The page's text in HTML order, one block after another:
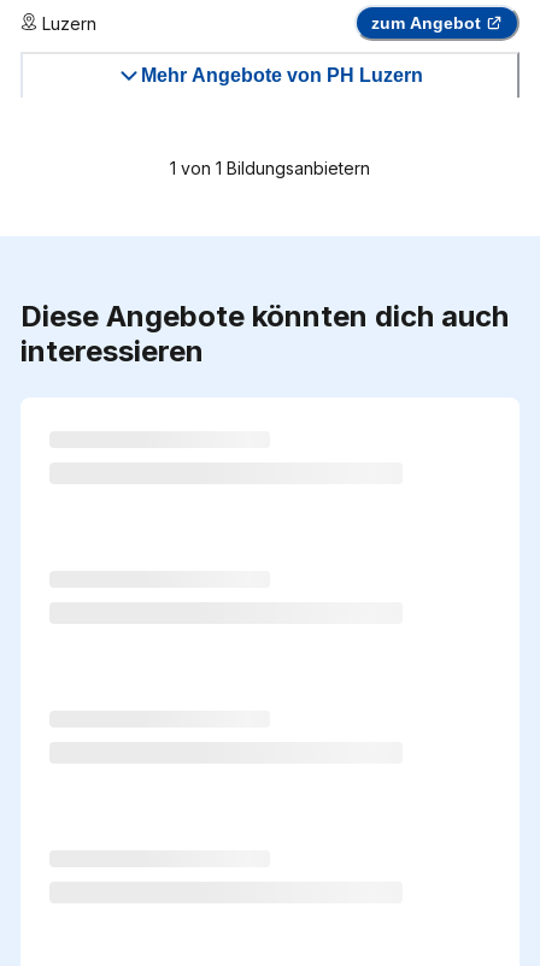
Luzern zum Angebot
Mehr Angebote von PH Luzern
1 von 1 Bildungsanbietern
Diese Angebote könnten dich auch
interessieren